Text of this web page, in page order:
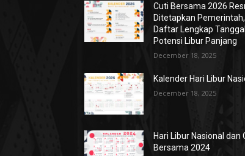
Cuti Bersama 2026
Ditetapkan
Daftar Lengkap
Potensi Libur Panjang
December 18, 2025
Kalender Hari Libur
December 18, 2025
Hari Libur Nasional dan
Bersama 2024